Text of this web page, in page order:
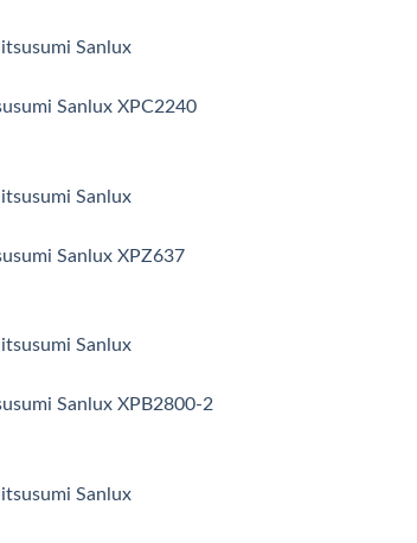
Sanlux XPC2240
Sanlux XPZ637
Sanlux XPB2800-2